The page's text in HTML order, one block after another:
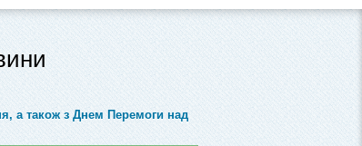
а також з Днем Перемоги над